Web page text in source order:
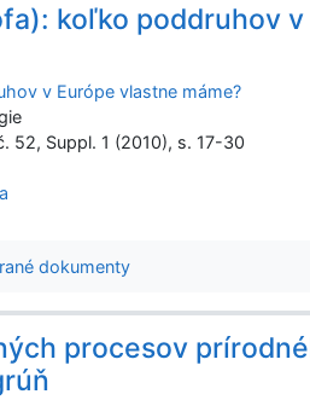
koľko poddruhov
v Európe vlastne máme?
52, Suppl. 1 (2010), s. 17-30
dokumenty
procesov